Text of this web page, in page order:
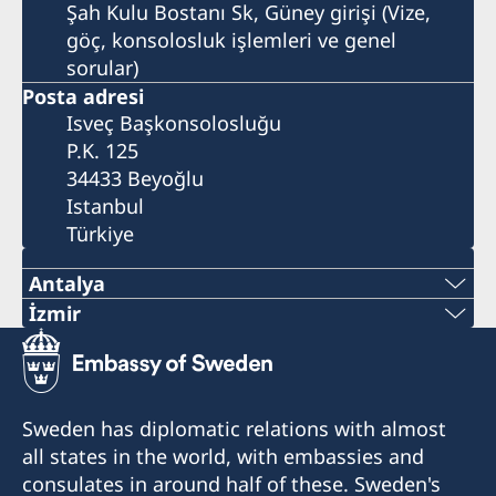
Şah Kulu Bostanı Sk, Güney girişi (Vize,
göç, konsolosluk işlemleri ve genel
sorular)
Posta adresi
Isveç Başkonsolosluğu
P.K. 125
34433 Beyoğlu
Istanbul
Türkiye
Antalya
Telefon Numarası:
+90 546 242 42 77
consulatesweden@gmail.com
İzmir
İzmir Fahri Konsolosluğu şu anda hizmet
vermemektedir. Sorularınız için lütfen İstanbul
Başkonsolosluğu'na başvurunuz.
Sweden has diplomatic relations with almost
all states in the world, with embassies and
consulates in around half of these. Sweden's